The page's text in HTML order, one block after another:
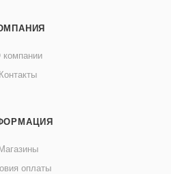
Контакты
Магазины
оплаты